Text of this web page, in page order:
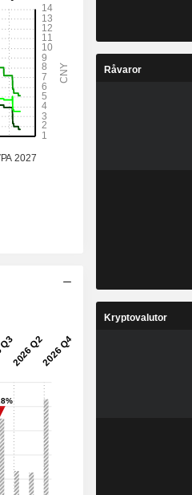
Råvaror
Kryptovalutor